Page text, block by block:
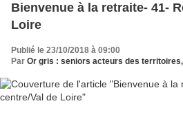
Bienvenue à la retraite- 41-
Loire
Publié le 23/10/2018 à 09:00
Par Or gris : seniors acteurs des territoires,